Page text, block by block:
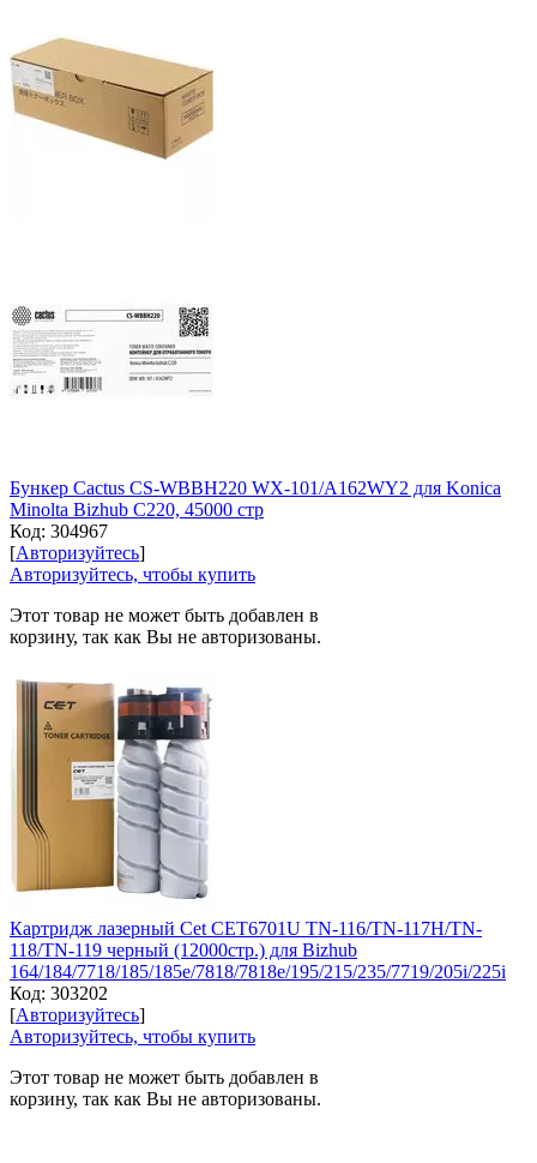
Бункер Cactus CS-WBBH220 WX-101/A162WY2 для Konica
Minolta Bizhub C220, 45000 стр
Код: 304967
[Авторизуйтесь]
Авторизуйтесь, чтобы купить
Этот товар не может быть добавлен в
корзину, так как Вы не авторизованы.
Картридж лазерный Cet CET6701U TN-116/TN-117H/TN-
118/TN-119 черный (12000стр.) для Bizhub
164/184/7718/185/185e/7818/7818e/195/215/235/7719/205i/225i
Код: 303202
[Авторизуйтесь]
Авторизуйтесь, чтобы купить
Этот товар не может быть добавлен в
корзину, так как Вы не авторизованы.